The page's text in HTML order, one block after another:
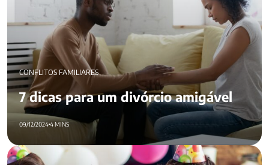
CONFLITOS FAMILIARES
7 dicas para um divórcio amigável
09/12/20244 MINS
Aniversário de filho com pais separados: como fazer?